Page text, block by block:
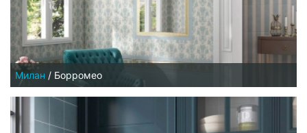
Милан / Борромео